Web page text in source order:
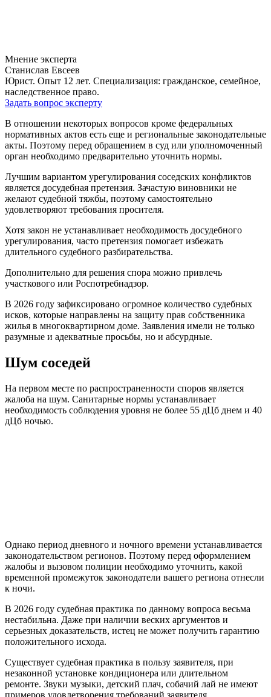
Мнение эксперта
Станислав Евсеев
Юрист. Опыт 12 лет. Специализация: гражданское, семейное,
наследственное право.
Задать вопрос эксперту
В отношении некоторых вопросов кроме федеральных
нормативных актов есть еще и региональные законодательные
акты. Поэтому перед обращением в суд или уполномоченный
орган необходимо предварительно уточнить нормы.
Лучшим вариантом урегулирования соседских конфликтов
является досудебная претензия. Зачастую виновники не
желают судебной тяжбы, поэтому самостоятельно
удовлетворяют требования просителя.
Хотя закон не устанавливает необходимость досудебного
урегулирования, часто претензия помогает избежать
длительного судебного разбирательства.
Дополнительно для решения спора можно привлечь
участкового или Роспотребнадзор.
В 2026 году зафиксировано огромное количество судебных
исков, которые направлены на защиту прав собственника
жилья в многоквартирном доме. Заявления имели не только
разумные и адекватные просьбы, но и абсурдные.
Шум соседей
На первом месте по распространенности споров является
жалоба на шум. Санитарные нормы устанавливает
необходимость соблюдения уровня не более 55 дЦб днем и 40
дЦб ночью.
Однако период дневного и ночного времени устанавливается
законодательством регионов. Поэтому перед оформлением
жалобы и вызовом полиции необходимо уточнить, какой
временной промежуток законодатели вашего региона отнесли
к ночи.
В 2026 году судебная практика по данному вопроса весьма
нестабильна. Даже при наличии веских аргументов и
серьезных доказательств, истец не может получить гарантию
положительного исхода.
Существует судебная практика в пользу заявителя, при
незаконной установке кондиционера или длительном
ремонте. Звуки музыки, детский плач, собачий лай не имеют
примеров удовлетворения требований заявителя.